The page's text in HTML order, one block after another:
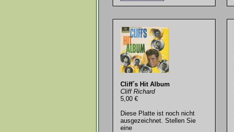
Cliff´s Hit Album
Cliff Richard
5,00 €
Diese Platte ist noch nicht
ausgezeichnet. Stellen Sie
eine